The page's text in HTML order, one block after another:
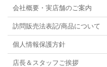
会社概要・実店舗のご案内
訪問販売法表記/商品について
個人情報保護方針
店長＆スタッフご挨拶